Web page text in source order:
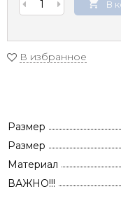
В
В избранное
Размер
Размер
Материал
ВАЖНО!!!